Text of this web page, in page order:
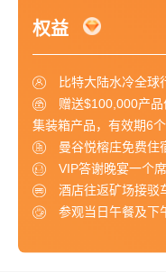
权益
比特大陆水冷全球
赠送$100,000产
集装箱产品，有效期6
曼谷悦榕庄免费住
VIP答谢晚宴一个席
酒店往返矿场接驳
参观当日午餐及下